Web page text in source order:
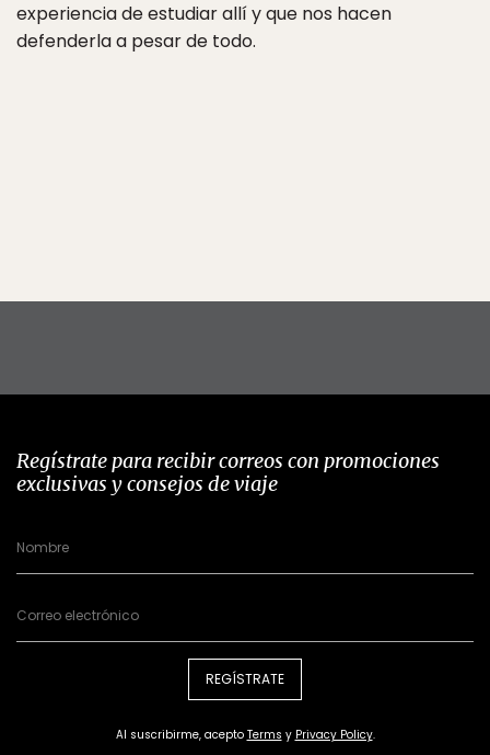
experiencia de estudiar allí y que nos hacen
defenderla a pesar de todo.
Regístrate para recibir correos con promociones
exclusivas y consejos de viaje
REGÍSTRATE
Al suscribirme, acepto Terms y Privacy Policy.